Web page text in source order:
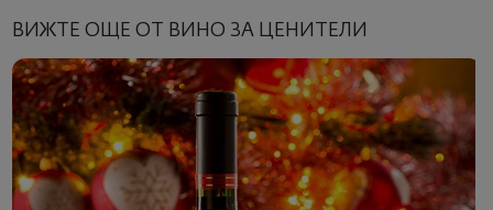
ВИЖТЕ ОЩЕ ОТ ВИНО ЗА ЦЕНИТЕЛИ